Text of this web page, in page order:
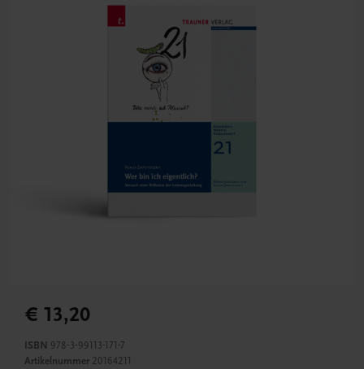
€ 13,20
ISBN 978-3-99113-171-7
Artikelnummer 20164211